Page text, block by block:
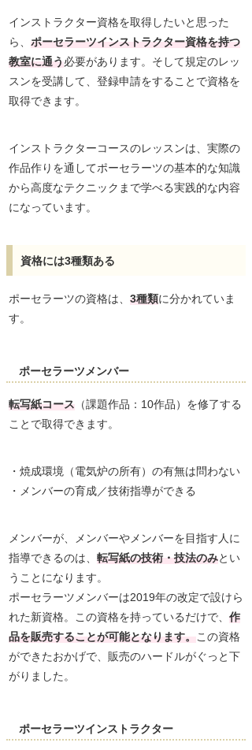
インストラクター資格を取得したいと思った
ら、 ポーセラーツインストラクター資格を持つ
教室に通う 必要があります。そして規定のレッ
スンを受講して、登録申請をすることで資格を
取得できます。
インストラクターコースのレッスンは、実際の
作品作りを通してポーセラーツの基本的な知識
から高度なテクニックまで学べる実践的な内容
になっています。
資格には3種類ある
ポーセラーツの資格は、 3種類に分かれていま
す。
ポーセラーツメンバー
転写紙コース （課題作品：10作品）を修了する
ことで取得できます。
・焼成環境（電気炉の所有）の有無は問わない
・メンバーの育成／技術指導ができる
メンバーが、メンバーやメンバーを目指す人に
指導できるのは、 転写紙の技術・技法のみとい
うことになります。
ポーセラーツメンバーは2019年の改定で設けら
れた新資格。この資格を持っているだけで、 作
品を販売することが可能となります。 この資格
ができたおかげで、販売のハードルがぐっと下
がりました。
ポーセラーツインストラクター